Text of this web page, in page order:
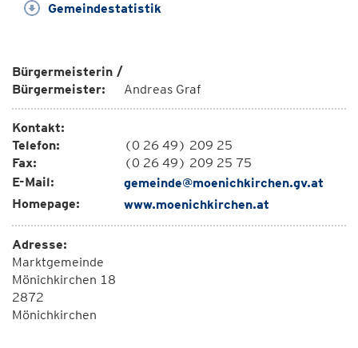
Gemeindestatistik
Bürgermeisterin /
Bürgermeister:
Andreas Graf
Kontakt:
Telefon:
(0 26 49) 209 25
Fax:
(0 26 49) 209 25 75
E-Mail:
gemeinde@moenichkirchen.gv.at
Homepage:
www.moenichkirchen.at
Adresse:
Marktgemeinde
Mönichkirchen 18
2872
Mönichkirchen